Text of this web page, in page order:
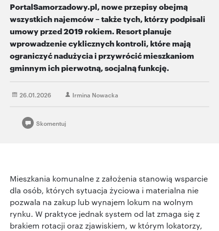
PortalSamorzadowy.pl, nowe przepisy obejmą
wszystkich najemców – także tych, którzy podpisali
umowy przed 2019 rokiem. Resort planuje
wprowadzenie cyklicznych kontroli, które mają
ograniczyć nadużycia i przywrócić mieszkaniom
gminnym ich pierwotną, socjalną funkcję.
26.01.2026 Irmina Nowacka
Skomentuj
Mieszkania komunalne z założenia stanowią wsparcie
dla osób, których sytuacja życiowa i materialna nie
pozwala na zakup lub wynajem lokum na wolnym
rynku. W praktyce jednak system od lat zmaga się z
brakiem rotacji oraz zjawiskiem, w którym lokatorzy,